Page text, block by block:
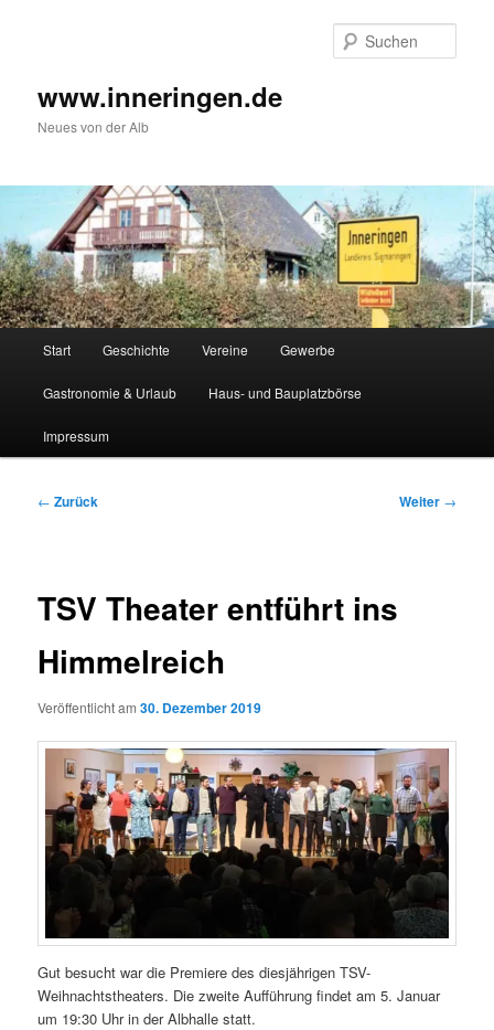
www.inneringen.de
Neues von der Alb
Start Geschichte Vereine Gewerbe
Gastronomie & Urlaub Haus- und Bauplatzbörse
Impressum
Beitragsnavigation
← Zurück Weiter →
TSV Theater entführt ins
Himmelreich
Veröffentlicht am30. Dezember 2019
Gut besucht war die Premiere des diesjährigen TSV-
Weihnachtstheaters. Die zweite Aufführung findet am 5. Januar
um 19:30 Uhr in der Albhalle statt.